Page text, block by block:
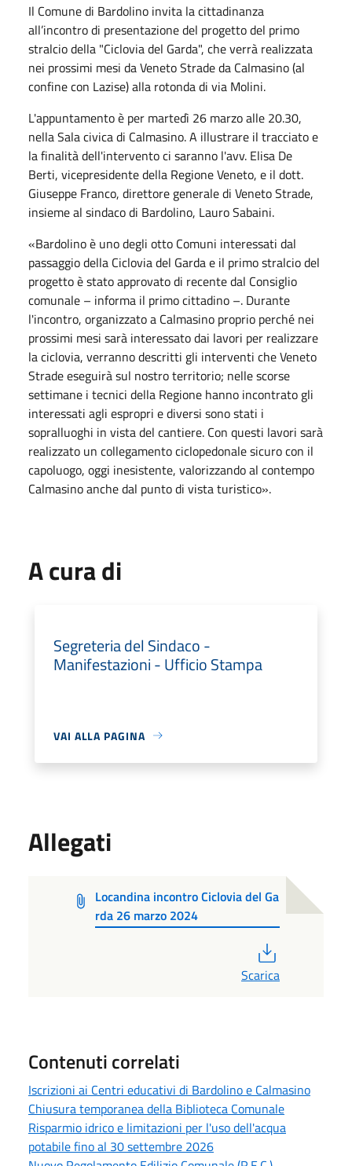
Il Comune di Bardolino invita la cittadinanza
all’incontro di presentazione del progetto del primo
stralcio della "Ciclovia del Garda", che verrà realizzata
nei prossimi mesi da Veneto Strade da Calmasino (al
confine con Lazise) alla rotonda di via Molini.
L'appuntamento è per martedì 26 marzo alle 20.30,
nella Sala civica di Calmasino. A illustrare il tracciato e
la finalità dell'intervento ci saranno l'avv. Elisa De
Berti, vicepresidente della Regione Veneto, e il dott.
Giuseppe Franco, direttore generale di Veneto Strade,
insieme al sindaco di Bardolino, Lauro Sabaini.
«Bardolino è uno degli otto Comuni interessati dal
passaggio della Ciclovia del Garda e il primo stralcio del
progetto è stato approvato di recente dal Consiglio
comunale – informa il primo cittadino –. Durante
l'incontro, organizzato a Calmasino proprio perché nei
prossimi mesi sarà interessato dai lavori per realizzare
la ciclovia, verranno descritti gli interventi che Veneto
Strade eseguirà sul nostro territorio; nelle scorse
settimane i tecnici della Regione hanno incontrato gli
interessati agli espropri e diversi sono stati i
sopralluoghi in vista del cantiere. Con questi lavori sarà
realizzato un collegamento ciclopedonale sicuro con il
capoluogo, oggi inesistente, valorizzando al contempo
Calmasino anche dal punto di vista turistico».
A cura di
Segreteria del Sindaco -
Manifestazioni - Ufficio Stampa
VAI ALLA PAGINA
Allegati
Locandina incontro Ciclovia del Ga
rda 26 marzo 2024
Scarica
Contenuti correlati
Iscrizioni ai Centri educativi di Bardolino e Calmasino
Chiusura temporanea della Biblioteca Comunale
Risparmio idrico e limitazioni per l'uso dell'acqua
potabile fino al 30 settembre 2026